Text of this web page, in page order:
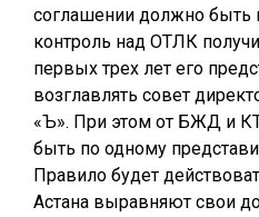
соглашении должно быть
контроль над ОТЛК
первых трех лет его
возглавлять совет
«Ъ». При этом от БЖД и
быть по одному
Правило будет
Астана выравняют свои